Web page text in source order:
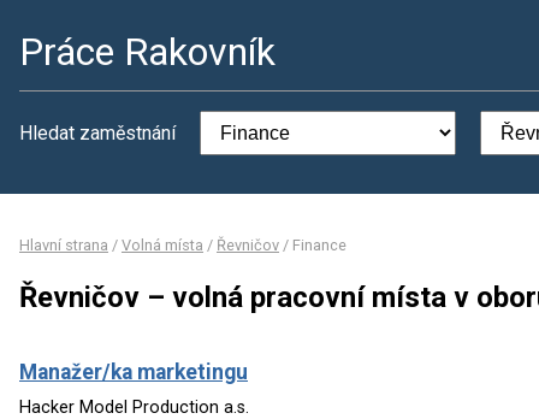
Práce Rakovník
Hledat zaměstnání
Hlavní strana / Volná místa / Řevničov / Finance
Řevničov – volná pracovní místa v
Manažer/ka marketingu
Hacker Model Production a.s.